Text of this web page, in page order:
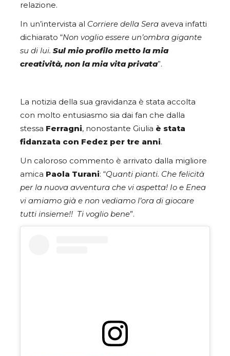
relazione.
In un’intervista al Corriere della Sera aveva infatti
dichiarato “Non voglio essere un’ombra gigante
su di lui. Sul mio profilo metto la mia
creatività, non la mia vita privata”.
La notizia della sua gravidanza è stata accolta
con molto entusiasmo sia dai fan che dalla
stessa Ferragni, nonostante Giulia è stata
fidanzata con Fedez per tre anni.
Un caloroso commento è arrivato dalla migliore
amica Paola Turani: “Quanti pianti. Che felicità
per la nuova avventura che vi aspetta! Io e Enea
vi amiamo già e non vediamo l’ora di giocare
tutti insieme!! Ti voglio bene”.